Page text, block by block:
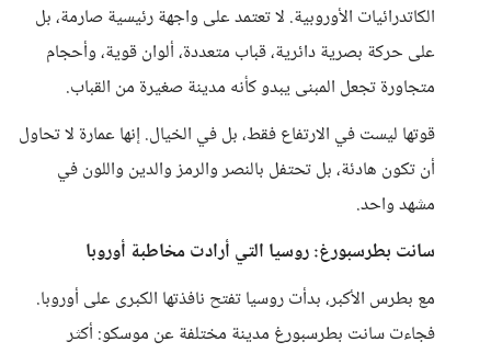
الكاتدرائيات الأوروبية. لا تعتمد على واجهة رئيسية صارمة، بل
على حركة بصرية دائرية، قباب متعددة، ألوان قوية، وأحجام
متجاورة تجعل المبنى يبدو كأنه مدينة صغيرة من القباب.
قوتها ليست في الارتفاع فقط، بل في الخيال. إنها عمارة لا تحاول
أن تكون هادئة، بل تحتفل بالنصر والرمز والدين واللون في
مشهد واحد.
سانت بطرسبورغ: روسيا التي أرادت مخاطبة أوروبا
مع بطرس الأكبر، بدأت روسيا تفتح نافذتها الكبرى على أوروبا.
فجاءت سانت بطرسبورغ مدينة مختلفة عن موسكو: أكثر